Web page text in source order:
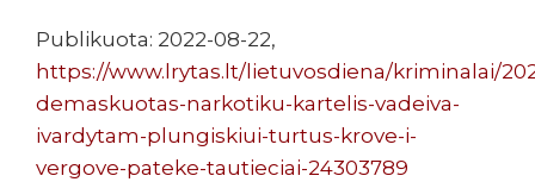
Publikuota: 2022-08-22,
https://www.lrytas.lt/lietuvosdiena/kriminalai/
demaskuotas-narkotiku-kartelis-vadeiva-
ivardytam-plungiskiui-turtus-krove-i-
vergove-pateke-tautieciai-24303789